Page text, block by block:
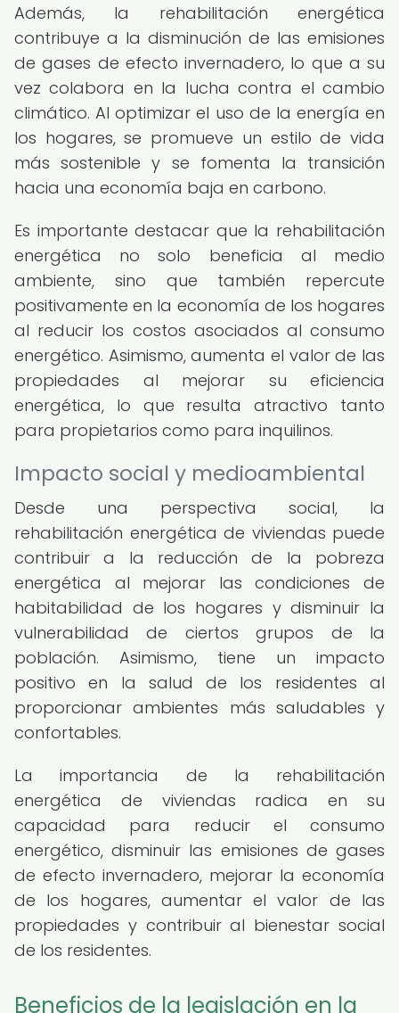
Además, la rehabilitación energética
contribuye a la disminución de las emisiones
de gases de efecto invernadero, lo que a su
vez colabora en la lucha contra el cambio
climático. Al optimizar el uso de la energía en
los hogares, se promueve un estilo de vida
más sostenible y se fomenta la transición
hacia una economía baja en carbono.
Es importante destacar que la rehabilitación
energética no solo beneficia al medio
ambiente, sino que también repercute
positivamente en la economía de los hogares
al reducir los costos asociados al consumo
energético. Asimismo, aumenta el valor de las
propiedades al mejorar su eficiencia
energética, lo que resulta atractivo tanto
para propietarios como para inquilinos.
Impacto social y medioambiental
Desde una perspectiva social, la
rehabilitación energética de viviendas puede
contribuir a la reducción de la pobreza
energética al mejorar las condiciones de
habitabilidad de los hogares y disminuir la
vulnerabilidad de ciertos grupos de la
población. Asimismo, tiene un impacto
positivo en la salud de los residentes al
proporcionar ambientes más saludables y
confortables.
La importancia de la rehabilitación
energética de viviendas radica en su
capacidad para reducir el consumo
energético, disminuir las emisiones de gases
de efecto invernadero, mejorar la economía
de los hogares, aumentar el valor de las
propiedades y contribuir al bienestar social
de los residentes.
Beneficios de la legislación en la